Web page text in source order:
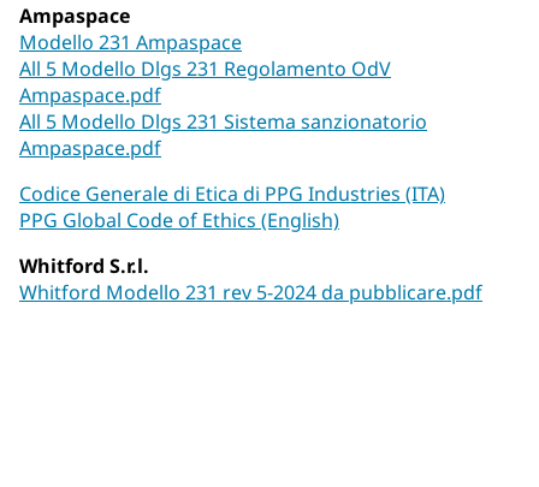
Ampaspace
Modello 231 Ampaspace
All 5 Modello Dlgs 231 Regolamento OdV
Ampaspace.pdf
All 5 Modello Dlgs 231 Sistema sanzionatorio
Ampaspace.pdf
Codice Generale di Etica di PPG Industries (ITA)
PPG Global Code of Ethics (English)
Whitford S.r.l.
Whitford Modello 231 rev 5-2024 da pubblicare.pdf